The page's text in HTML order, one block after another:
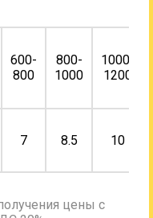
600-
800
800-
1000
1000-
1200
7 8.5 10
цены с